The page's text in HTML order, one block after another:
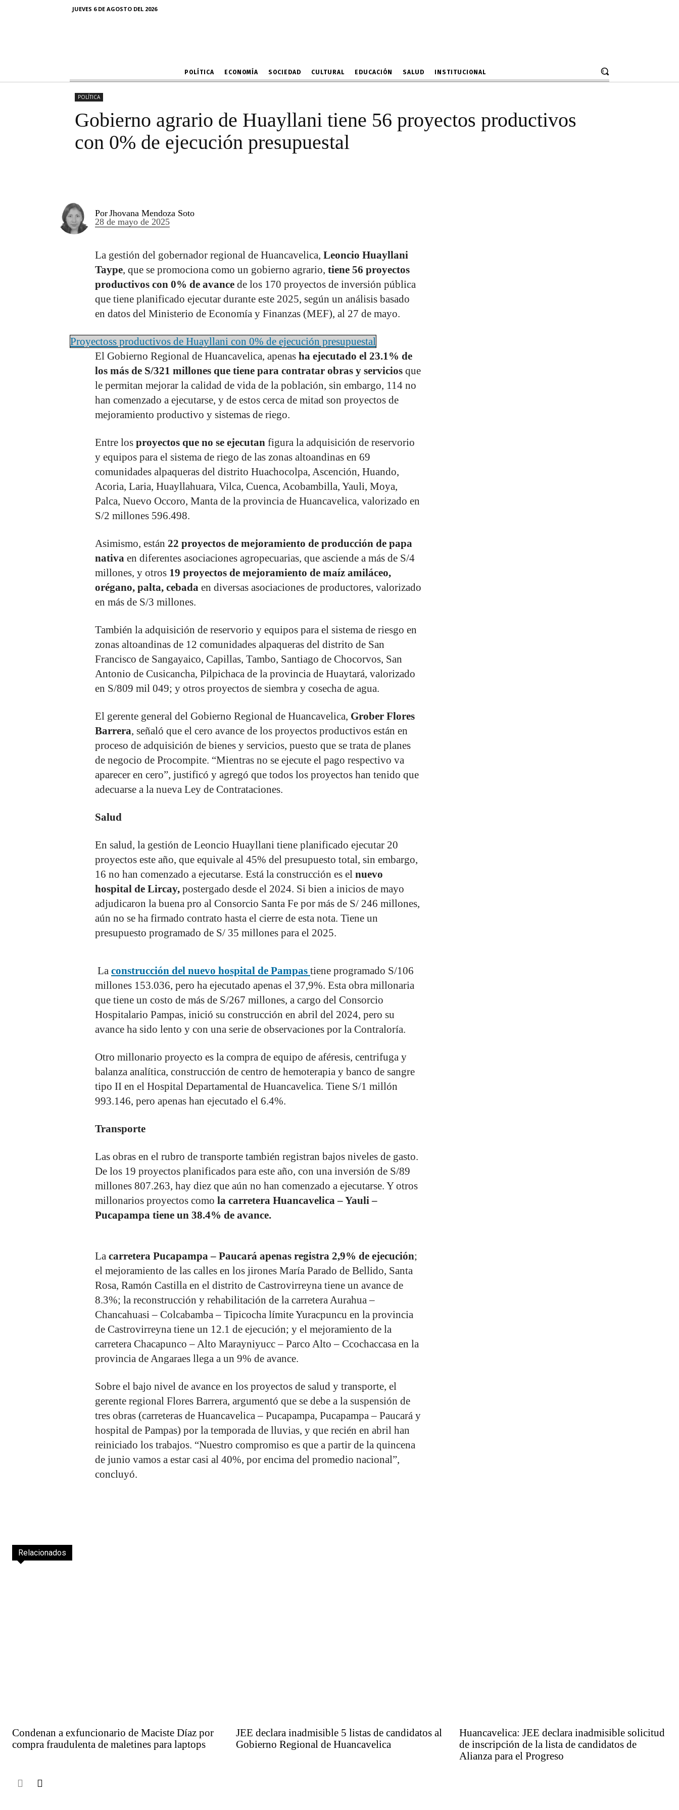
JUEVES 6 DE AGOSTO DEL 2026
POLÍTICA ECONOMÍA SOCIEDAD CULTURAL EDUCACIÓN SALUD INSTITUCIONAL
Gobierno agrario de Huayllani tiene 56 proyectos
POLÍTICA
Gobierno agrario de Huayllani tiene 56 proyectos productivos
con 0% de ejecución presupuestal
PorJhovana Mendoza Soto
28 de mayo de 2025
La gestión del gobernador regional de Huancavelica, Leoncio Huayllani
Taype, que se promociona como un gobierno agrario, tiene 56 proyectos
productivos con 0% de avance de los 170 proyectos de inversión pública
que tiene planificado ejecutar durante este 2025, según un análisis basado
en datos del Ministerio de Economía y Finanzas (MEF), al 27 de mayo.
Proyectoss productivos de Huayllani con 0% de ejecución presupuestal
El Gobierno Regional de Huancavelica, apenas ha ejecutado el 23.1% de
los más de S/321 millones que tiene para contratar obras y servicios que
le permitan mejorar la calidad de vida de la población, sin embargo, 114 no
han comenzado a ejecutarse, y de estos cerca de mitad son proyectos de
mejoramiento productivo y sistemas de riego.
Entre los proyectos que no se ejecutan figura la adquisición de reservorio
y equipos para el sistema de riego de las zonas altoandinas en 69
comunidades alpaqueras del distrito Huachocolpa, Ascención, Huando,
Acoria, Laria, Huayllahuara, Vilca, Cuenca, Acobambilla, Yauli, Moya,
Palca, Nuevo Occoro, Manta de la provincia de Huancavelica, valorizado en
S/2 millones 596.498.
Asimismo, están 22 proyectos de mejoramiento de producción de papa
nativa en diferentes asociaciones agropecuarias, que asciende a más de S/4
millones, y otros 19 proyectos de mejoramiento de maíz amiláceo,
orégano, palta, cebada en diversas asociaciones de productores, valorizado
en más de S/3 millones.
También la adquisición de reservorio y equipos para el sistema de riesgo en
zonas altoandinas de 12 comunidades alpaqueras del distrito de San
Francisco de Sangayaico, Capillas, Tambo, Santiago de Chocorvos, San
Antonio de Cusicancha, Pilpichaca de la provincia de Huaytará, valorizado
en S/809 mil 049; y otros proyectos de siembra y cosecha de agua.
El gerente general del Gobierno Regional de Huancavelica, Grober Flores
Barrera, señaló que el cero avance de los proyectos productivos están en
proceso de adquisición de bienes y servicios, puesto que se trata de planes
de negocio de Procompite. “Mientras no se ejecute el pago respectivo va
aparecer en cero”, justificó y agregó que todos los proyectos han tenido que
adecuarse a la nueva Ley de Contrataciones.
Salud
En salud, la gestión de Leoncio Huayllani tiene planificado ejecutar 20
proyectos este año, que equivale al 45% del presupuesto total, sin embargo,
16 no han comenzado a ejecutarse. Está la construcción es el nuevo
hospital de Lircay, postergado desde el 2024. Si bien a inicios de mayo
adjudicaron la buena pro al Consorcio Santa Fe por más de S/ 246 millones,
aún no se ha firmado contrato hasta el cierre de esta nota. Tiene un
presupuesto programado de S/ 35 millones para el 2025.
La construcción del nuevo hospital de Pampas tiene programado S/106
millones 153.036, pero ha ejecutado apenas el 37,9%. Esta obra millonaria
que tiene un costo de más de S/267 millones, a cargo del Consorcio
Hospitalario Pampas, inició su construcción en abril del 2024, pero su
avance ha sido lento y con una serie de observaciones por la Contraloría.
Otro millonario proyecto es la compra de equipo de aféresis, centrifuga y
balanza analítica, construcción de centro de hemoterapia y banco de sangre
tipo II en el Hospital Departamental de Huancavelica. Tiene S/1 millón
993.146, pero apenas han ejecutado el 6.4%.
Transporte
Las obras en el rubro de transporte también registran bajos niveles de gasto.
De los 19 proyectos planificados para este año, con una inversión de S/89
millones 807.263, hay diez que aún no han comenzado a ejecutarse. Y otros
millonarios proyectos como la carretera Huancavelica – Yauli –
Pucapampa tiene un 38.4% de avance.
La carretera Pucapampa – Paucará apenas registra 2,9% de ejecución;
el mejoramiento de las calles en los jirones María Parado de Bellido, Santa
Rosa, Ramón Castilla en el distrito de Castrovirreyna tiene un avance de
8.3%; la reconstrucción y rehabilitación de la carretera Aurahua –
Chancahuasi – Colcabamba – Tipicocha límite Yuracpuncu en la provincia
de Castrovirreyna tiene un 12.1 de ejecución; y el mejoramiento de la
carretera Chacapunco – Alto Marayniyucc – Parco Alto – Ccochaccasa en la
provincia de Angaraes llega a un 9% de avance.
Sobre el bajo nivel de avance en los proyectos de salud y transporte, el
gerente regional Flores Barrera, argumentó que se debe a la suspensión de
tres obras (carreteras de Huancavelica – Pucapampa, Pucapampa – Paucará y
hospital de Pampas) por la temporada de lluvias, y que recién en abril han
reiniciado los trabajos. “Nuestro compromiso es que a partir de la quincena
de junio vamos a estar casi al 40%, por encima del promedio nacional”,
concluyó.
Relacionados
Condenan a exfuncionario de Maciste Díaz por
compra fraudulenta de maletines para laptops
JEE declara inadmisible 5 listas de candidatos al
Gobierno Regional de Huancavelica
Huancavelica: JEE declara inadmisible solicitud
de inscripción de la lista de candidatos de
Alianza para el Progreso